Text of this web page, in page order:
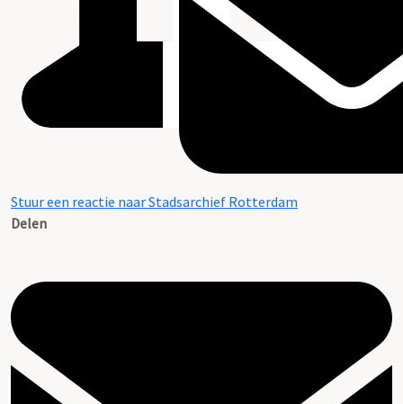
Stuur een reactie naar Stadsarchief Rotterdam
Delen